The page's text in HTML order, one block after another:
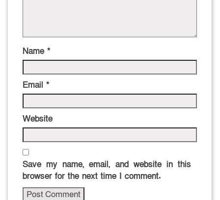
Name *
Email *
Website
Save my name, email, and website in this
browser for the next time I comment.